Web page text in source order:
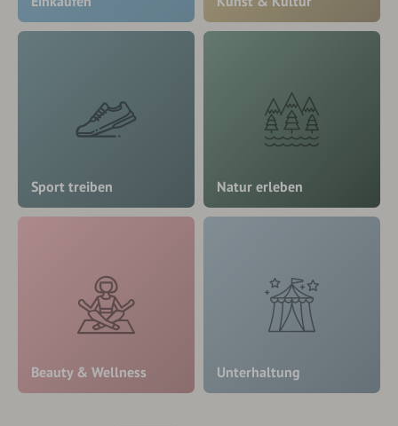
Sport treiben Natur erleben
Beauty & Wellness Unterhaltung